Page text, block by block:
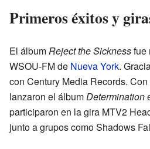
Primeros éxitos y
El álbumReject the Sicknessfue
WSOU-FM de Nueva York.
con Century Media Records.
lanzaron el álbumDetermination
participaron en la gira MTV2
junto a grupos como Shadows